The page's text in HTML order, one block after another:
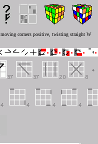
moving corners positive, twisting straight W